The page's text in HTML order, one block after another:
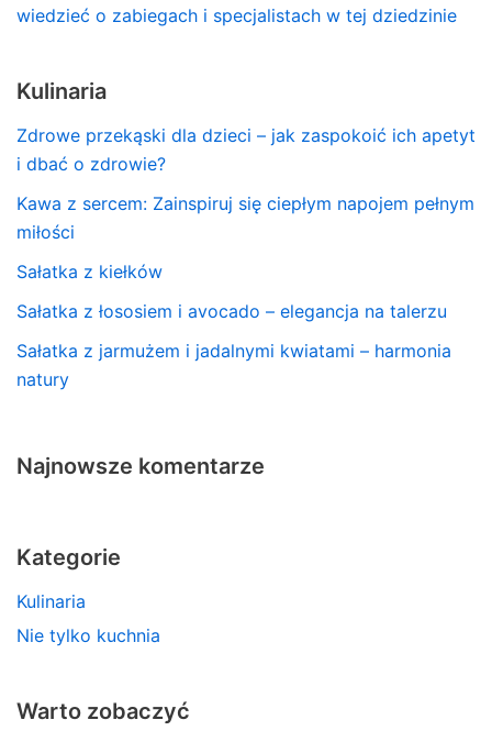
wiedzieć o zabiegach i specjalistach w tej dziedzinie
Kulinaria
Zdrowe przekąski dla dzieci – jak zaspokoić ich apetyt
i dbać o zdrowie?
Kawa z sercem: Zainspiruj się ciepłym napojem pełnym
miłości
Sałatka z kiełków
Sałatka z łososiem i avocado – elegancja na talerzu
Sałatka z jarmużem i jadalnymi kwiatami – harmonia
natury
Najnowsze komentarze
Kategorie
Kulinaria
Nie tylko kuchnia
Warto zobaczyć